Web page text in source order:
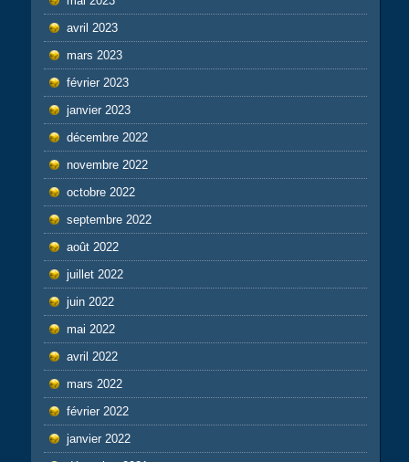
avril 2023
mars 2023
février 2023
janvier 2023
décembre 2022
novembre 2022
octobre 2022
septembre 2022
août 2022
juillet 2022
juin 2022
mai 2022
avril 2022
mars 2022
février 2022
janvier 2022